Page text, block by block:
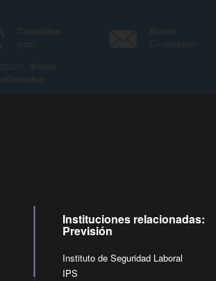
Instituciones relacionadas:
Previsión
Instituto de Seguridad Laboral
IPS